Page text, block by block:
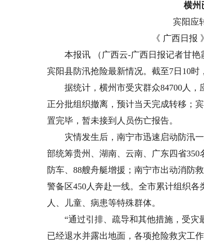
横州
宾阳应
《 广西日报
本报讯 （广西云-广西日报记者甘艳
宾阳县防汛抢险最新情况。截至7日10时
据统计，横州市受灾群众84700人，
正分批组织撤离，预计当天完成转移；
置完毕，暂未接到人员伤亡报告。
灾情发生后，南宁市迅速启动防汛一
部统筹贵州、湖南、云南、广东四省
防车、88艘舟艇增援；南宁市出动消防
警备区450人奔赴一线。全市累计组织
人、儿童、病患等特殊群体。
“通过引排、疏导和其他措施，受灾
已经退水并露出地面，各项抢险救灾工